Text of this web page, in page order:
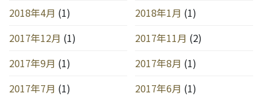
2018年4月 (1) 2018年1月 (1)
2017年12月 (1) 2017年11月 (2)
2017年9月 (1) 2017年8月 (1)
2017年7月 (1) 2017年6月 (1)